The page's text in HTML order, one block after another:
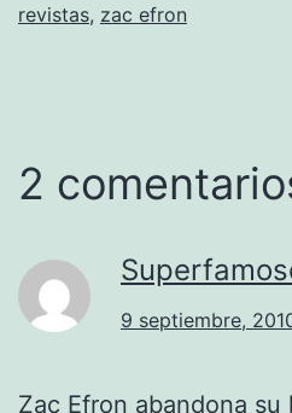
revistas, zac efron
2
9 septiembre,
Zac Efron abandona